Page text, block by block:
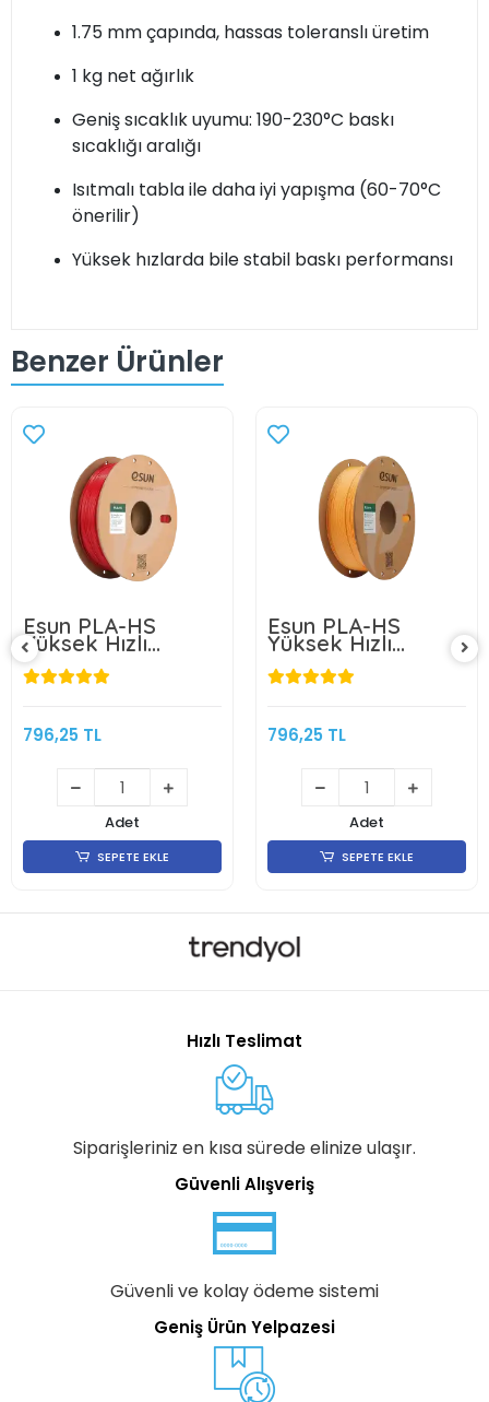
1.75 mm çapında, hassas toleranslı üretim
1 kg net ağırlık
Geniş sıcaklık uyumu: 190-230°C baskı
sıcaklığı aralığı
Isıtmalı tabla ile daha iyi yapışma (60-70°C
önerilir)
Yüksek hızlarda bile stabil baskı performansı
Benzer Ürünler
Esun PLA-HS
Yüksek Hızlı
Filament - Ateş
Kırmızısı
796,25 TL
Adet
SEPETE EKLE
Esun PLA-HS
Yüksek Hızlı
Filament - Apricot
(Kayısı)
796,25 TL
Adet
SEPETE EKLE
Hızlı Teslimat
Siparişleriniz en kısa sürede elinize ulaşır.
Güvenli Alışveriş
Güvenli ve kolay ödeme sistemi
Geniş Ürün Yelpazesi